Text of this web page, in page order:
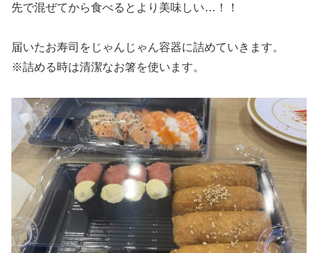
先で混ぜてから食べるとより美味しい…！！
届いたお寿司をじゃんじゃん容器に詰めていきます。
※詰める時は清潔なお箸を使います。